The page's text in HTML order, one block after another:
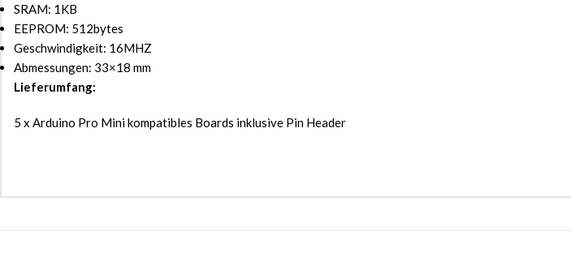
SRAM: 1KB
EEPROM: 512bytes
Geschwindigkeit: 16MHZ
Abmessungen: 33×18 mm
Lieferumfang:
5 x Arduino Pro Mini kompatibles Boards inklusive Pin Header